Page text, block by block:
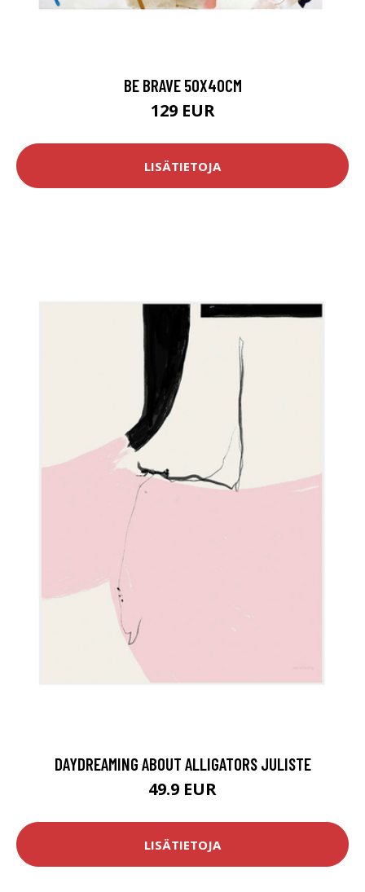
BE BRAVE 50X40CM
129 EUR
LISÄTIETOJA
DAYDREAMING ABOUT ALLIGATORS JULISTE
49.9 EUR
LISÄTIETOJA